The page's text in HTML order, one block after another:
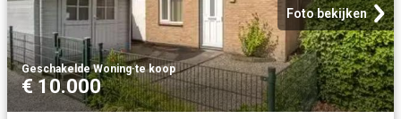
Foto bekijken
Geschakelde Woning·te koop
€ 10.000